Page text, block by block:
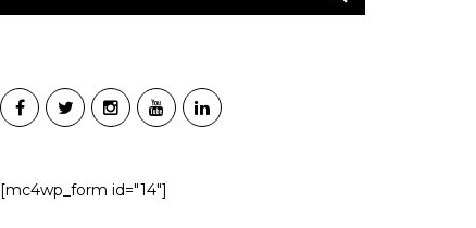
[mc4wp_form id="14"]